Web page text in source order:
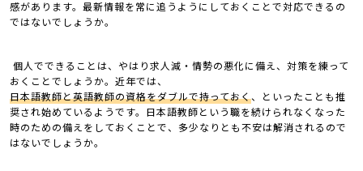
感があります。最新情報を常に追うようにしておくことで対応できるの
ではないでしょうか。
個人でできることは、やはり求人減・情勢の悪化に備え、対策を練って
おくことでしょうか。近年では、
日本語教師と英語教師の資格をダブルで持っておく、といったことも推
奨され始めているようです。日本語教師という職を続けられなくなった
時のための備えをしておくことで、多少なりとも不安は解消されるので
はないでしょうか。